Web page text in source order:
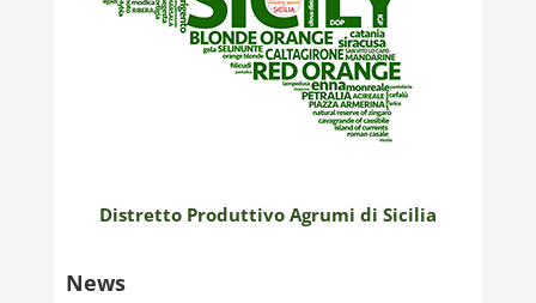
Distretto Produttivo Agrumi di Sicilia
News